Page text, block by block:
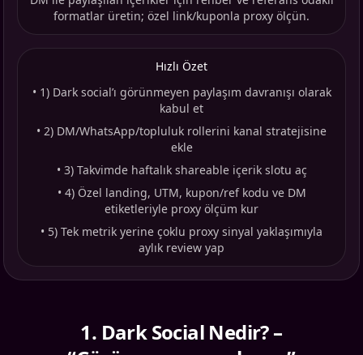
formatlar üretin; özel link/kuponla proxy ölçün.
Hızlı Özet
• 1) Dark social’ı görünmeyen paylaşım davranışı olarak
kabul et
• 2) DM/WhatsApp/topluluk rollerini kanal stratejisine
ekle
• 3) Takvimde haftalık shareable içerik slotu aç
• 4) Özel landing, UTM, kupon/ref kodu ve DM
etiketleriyle proxy ölçüm kur
• 5) Tek metrik yerine çoklu proxy sinyal yaklaşımıyla
aylık review yap
1. Dark Social Nedir? –